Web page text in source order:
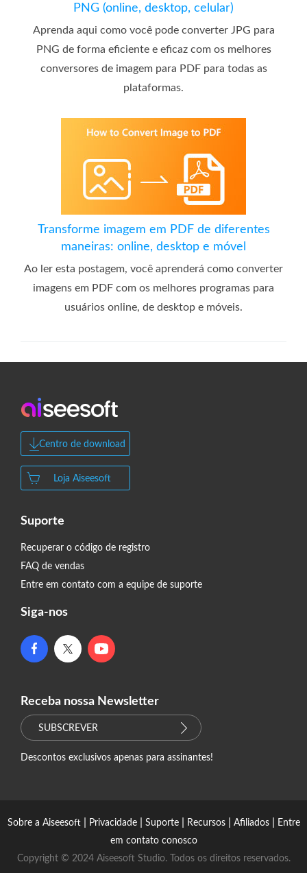
PNG (online, desktop, celular)
Aprenda aqui como você pode converter JPG para
PNG de forma eficiente e eficaz com os melhores
conversores de imagem para PDF para todas as
plataformas.
Transforme imagem em PDF de diferentes
maneiras: online, desktop e móvel
Ao ler esta postagem, você aprenderá como converter
imagens em PDF com os melhores programas para
usuários online, de desktop e móveis.
Centro de download
Loja Aiseesoft
Suporte
Recuperar o código de registro
FAQ de vendas
Entre em contato com a equipe de suporte
Siga-nos
Receba nossa Newsletter
SUBSCREVER
Descontos exclusivos apenas para assinantes!
Sobre a Aiseesoft| Privacidade| Suporte| Recursos| Afiliados|
Entre
em contato conosco
Copyright © 2024 Aiseesoft Studio. Todos os direitos reservados.